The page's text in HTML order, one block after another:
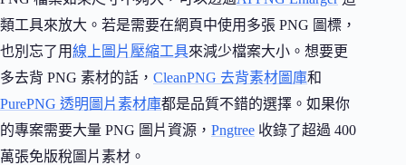
類工具來放大。若是需要在網頁中使用多張 PNG 圖標，
也別忘了用線上圖片壓縮工具來減少檔案大小。想要更
多去背 PNG 素材的話， CleanPNG 去背素材圖庫和
PurePNG 透明圖片素材庫都是品質不錯的選擇。如果你
的專案需要大量 PNG 圖片資源， Pngtree 收錄了超過 400
萬張免版稅圖片素材。